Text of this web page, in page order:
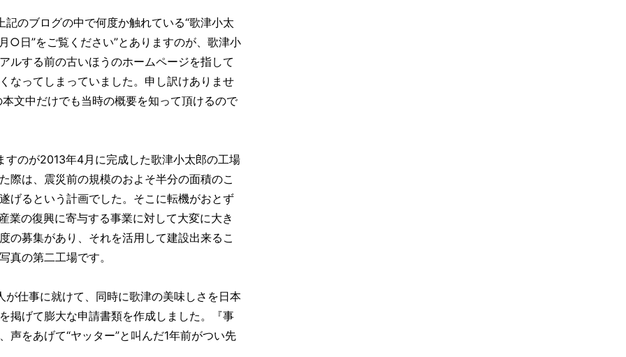
のブログの中で何度か触れている“歌津小太
○日”をご覧ください”とありますのが、歌津小
ルする前の古いほうのホームページを指して
なってしまっていました。申し訳けありませ
文中だけでも当時の概要を知って頂けるので
のが2013年4月に完成した歌津小太郎の工場
際は、震災前の規模のおよそ半分の面積のこ
げるという計画でした。そこに転機がおとず
の復興に寄与する事業に対して大変に大き
の募集があり、それを活用して建設出来るこ
真の第二工場です。
仕事に就けて、同時に歌津の美味しさを日本
掲げて膨大な申請書類を作成しました。『事
声をあげて“ヤッター”と叫んだ1年前がつい先